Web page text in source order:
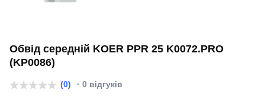
Обвід середній KOER PPR 25 K0072.PRO
(KP0086)
(0) · 0 відгуків